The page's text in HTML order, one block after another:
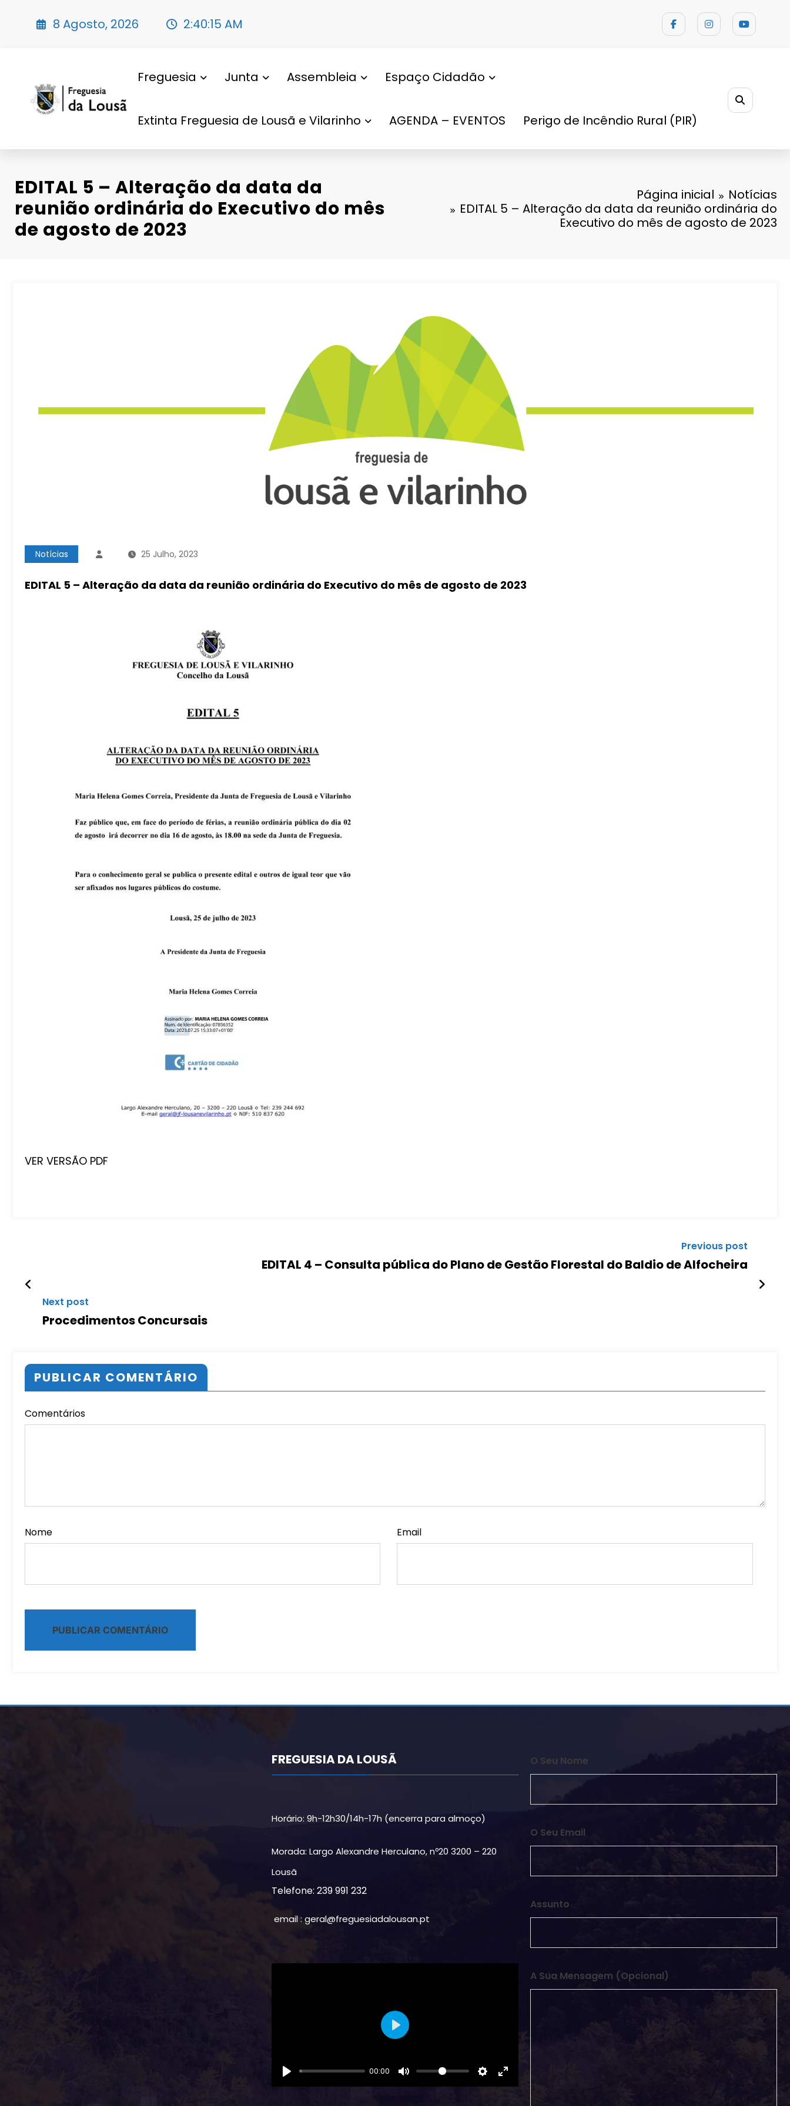
8 Agosto, 2026 2:40:17 AM
Freguesia Junta Assembleia Espaço Cidadão
Extinta Freguesia de Lousã e Vilarinho AGENDA – EVENTOS Perigo de Incêndio Rural (PIR)
EDITAL 5 – Alteração da data da
reunião ordinária do Executivo do mês
de agosto de 2023
Página inicial
Notícias
EDITAL 5 – Alteração da data da reunião ordinária do
Executivo do mês de agosto de 2023
Notícias 25 Julho, 2023
EDITAL 5 – Alteração da data da reunião ordinária do Executivo do mês de agosto de 2023
VER VERSÃO PDF
Previous post
EDITAL 4 – Consulta pública do Plano de Gestão Florestal do Baldio de Alfocheira
Next post
Procedimentos Concursais
PUBLICAR COMENTÁRIO
Comentários
Nome Email
FREGUESIA DA LOUSÃ
Horário: 9h-12h30/14h-17h (encerra para almoço)
Morada: Largo Alexandre Herculano, nº20 3200 – 220
Lousã
Telefone: 239 991 232
email : geral@freguesiadalousan.pt
00:00
Play
O Seu Nome
O Seu Email
Assunto
A Sua Mensagem (opcional)